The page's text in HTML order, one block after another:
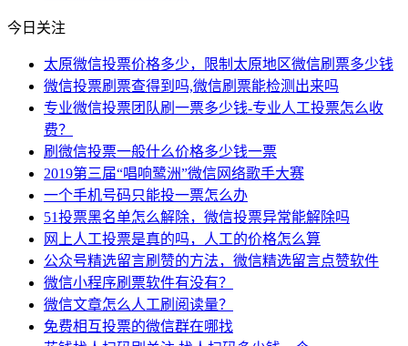
今日关注
太原微信投票价格多少，限制太原地区微信刷票多少钱
微信投票刷票查得到吗,微信刷票能检测出来吗
专业微信投票团队刷一票多少钱-专业人工投票怎么收
费？
刷微信投票一般什么价格多少钱一票
2019第三届“唱响鹭洲”微信网络歌手大赛
一个手机号码只能投一票怎么办
51投票黑名单怎么解除，微信投票异常能解除吗
网上人工投票是真的吗，人工的价格怎么算
公众号精选留言刷赞的方法，微信精选留言点赞软件
微信小程序刷票软件有没有？
微信文章怎么人工刷阅读量？
免费相互投票的微信群在哪找